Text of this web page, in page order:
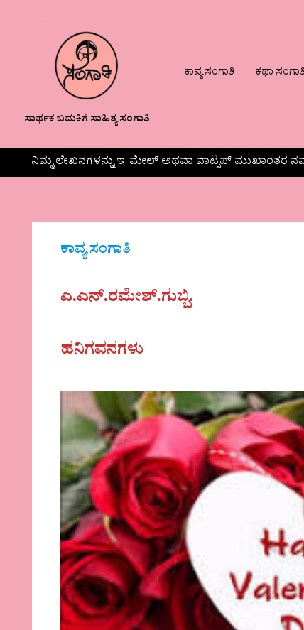
ಸಾರ್ಥಕ ಬದುಕಿಗೆ ಸಾಹಿತ್ಯ ಸಂಗಾತಿ
ಕಾವ್ಯ ಸಂಗಾತಿ ಕಥಾ ಸಂಗಾತಿ
ನಿಮ್ಮ ಲೇಖನಗಳನ್ನು ಇ-ಮೇಲ್ ಅಥವಾ ವಾಟ್ಸಪ್ ಮುಖಾಂತರ
ಕಾವ್ಯ ಸಂಗಾತಿ
ಎ.ಎನ್.ರಮೇಶ್.ಗುಬ್ಬಿ.
ಹನಿಗವನಗಳು